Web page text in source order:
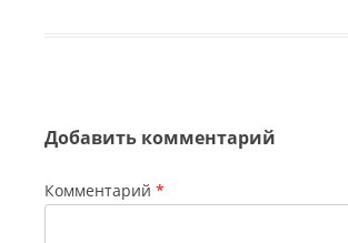
Добавить комментарий
Комментарий *